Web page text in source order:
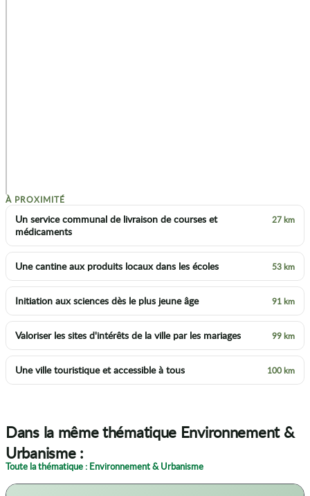
À PROXIMITÉ
Un service communal de livraison de courses et
médicaments
27 km
Une cantine aux produits locaux dans les écoles 53 km
Initiation aux sciences dès le plus jeune âge 91 km
Valoriser les sites d'intérêts de la ville par les mariages 99 km
Une ville touristique et accessible à tous 100 km
Dans la même thématique Environnement &
Urbanisme :
Toute la thématique : Environnement & Urbanisme